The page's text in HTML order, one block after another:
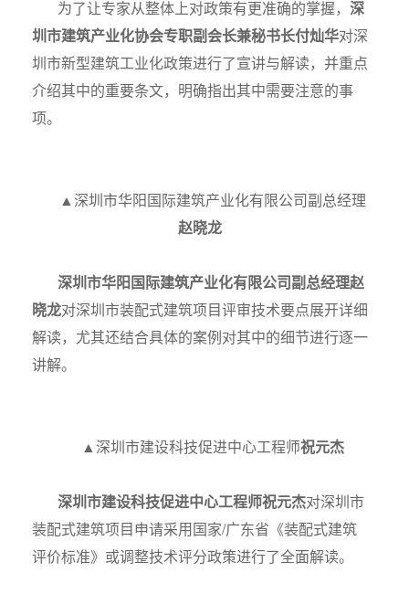
为了让专家从整体上对政策有更准确的掌握， 深
圳市建筑产业化协会专职副会长兼秘书长付灿华对深
圳市新型建筑工业化政策进行了宣讲与解读，并重点
介绍其中的重要条文，明确指出其中需要注意的事
项。
▲深圳市华阳国际建筑产业化有限公司副总经理
赵晓龙
深圳市华阳国际建筑产业化有限公司副总经理赵
晓龙对深圳市装配式建筑项目评审技术要点展开详细
解读，尤其还结合具体的案例对其中的细节进行逐一
讲解。
▲深圳市建设科技促进中心工程师祝元杰
深圳市建设科技促进中心工程师祝元杰对深圳市
装配式建筑项目申请采用国家/广东省《装配式建筑
评价标准》或调整技术评分政策进行了全面解读。